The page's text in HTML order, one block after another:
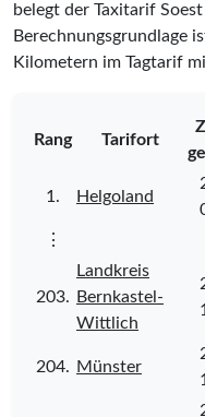
belegt der Taxitarif
Berechnungsgrundlage
Kilometern im Tagtarif
Rang Tarifort
1. Helgoland
⋮
203.
Landkreis
Bernkastel-
Wittlich
204. Münster